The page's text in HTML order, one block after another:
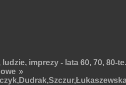
imprezy - lata 60, 70, 80-te.
»